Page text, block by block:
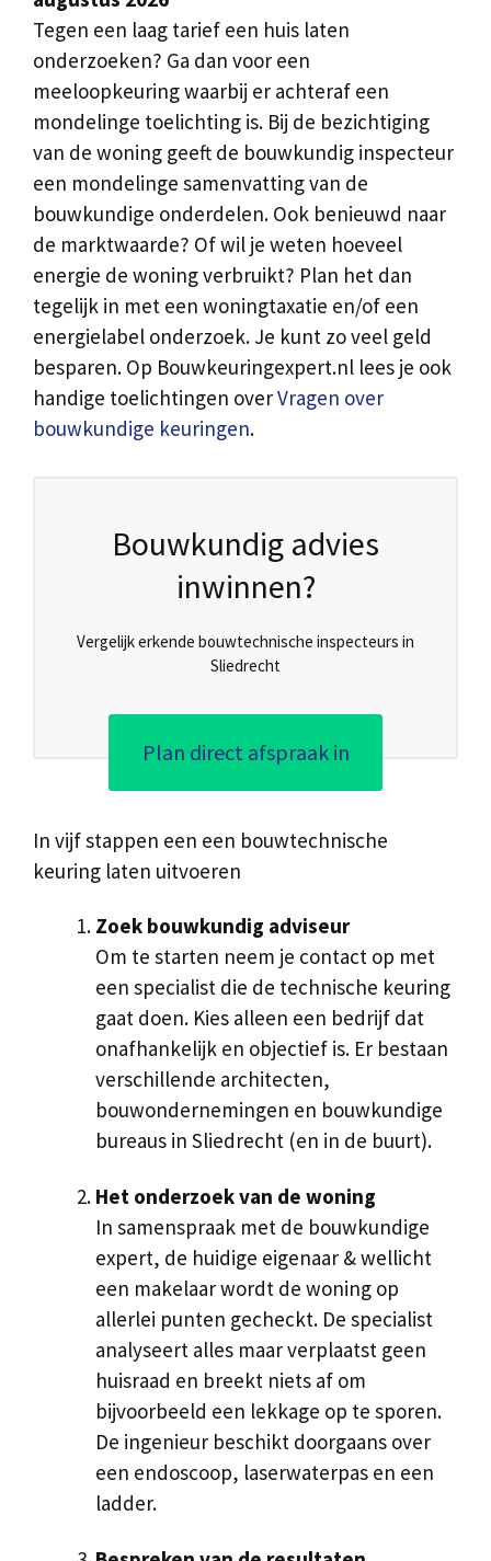
Tegen een laag tarief een huis laten
onderzoeken? Ga dan voor een
meeloopkeuring waarbij er achteraf een
mondelinge toelichting is. Bij de bezichtiging
van de woning geeft de bouwkundig inspecteur
een mondelinge samenvatting van de
bouwkundige onderdelen. Ook benieuwd naar
de marktwaarde? Of wil je weten hoeveel
energie de woning verbruikt? Plan het dan
tegelijk in met een woningtaxatie en/of een
energielabel onderzoek. Je kunt zo veel geld
besparen. Op Bouwkeuringexpert.nl lees je ook
handige toelichtingen overVragen over
bouwkundige keuringen.
Bouwkundig advies
inwinnen?
Vergelijk erkende bouwtechnische inspecteurs in
Sliedrecht
Plan direct afspraak in
In vijf stappen een een bouwtechnische
keuring laten uitvoeren
Zoek bouwkundig adviseur
Om te starten neem je contact op met
een specialist die de technische keuring
gaat doen. Kies alleen een bedrijf dat
onafhankelijk en objectief is. Er bestaan
verschillende architecten,
bouwondernemingen en bouwkundige
bureaus in Sliedrecht (en in de buurt).
Het onderzoek van de woning
In samenspraak met de bouwkundige
expert, de huidige eigenaar & wellicht
een makelaar wordt de woning op
allerlei punten gecheckt. De specialist
analyseert alles maar verplaatst geen
huisraad en breekt niets af om
bijvoorbeeld een lekkage op te sporen.
De ingenieur beschikt doorgaans over
een endoscoop, laserwaterpas en een
ladder.